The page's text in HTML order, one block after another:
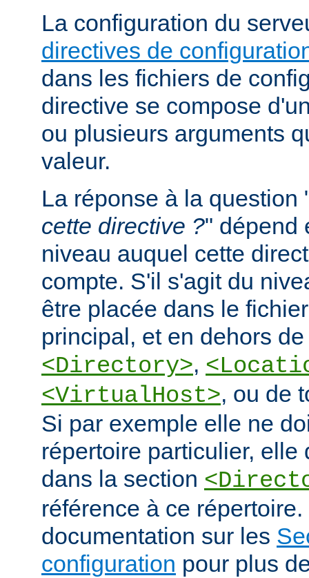
La configuration du
directives de
dans les fichiers de
directive se compose
ou plusieurs arguments
valeur.
La réponse à la question
cette directive ?" dépend
niveau auquel cette
compte. S'il s'agit du
être placée dans le
principal, et en dehors
<Directory>,
<VirtualHost>, ou de
Si par exemple elle ne
répertoire particulier, elle
dans la section
référence à ce répertoire.
documentation sur les
configuration pour plus